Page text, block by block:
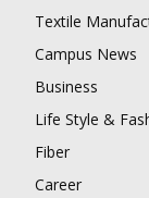
Textile
Campus News
Business
Life Style &
Fiber
Career